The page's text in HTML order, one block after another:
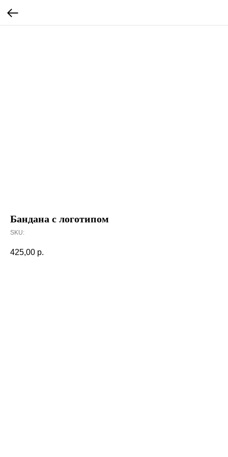
Бандана с логотипом
SKU:
425,00 р.